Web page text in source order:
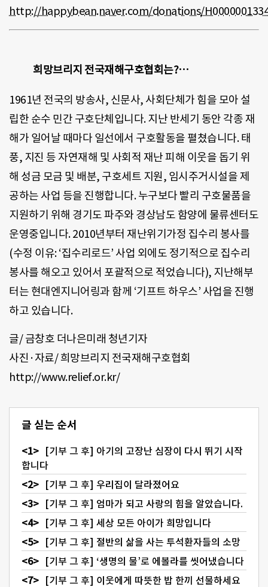
http://happybean.naver.com/donations/
희망브리지 전국재해구호협회는?…
1961년 전국의 방송사, 신문사, 사회단체가 힘을 모아 설
립한 순수 민간 구호단체입니다. 지난 반세기 동안 각종 재
해가 일어날 때마다 일선에서 구호활동을 펼쳤습니다. 태
풍, 지진 등 자연재해 및 사회적 재난 피해 이웃을 돕기 위
해 성금 모금 및 배분, 구호세트 지원, 임시주거시설을 제
공하는 사업 등을 진행합니다. 누구보다 빨리 구호물품을
지원하기 위해 경기도 파주와 경상남도 함양에 물류센터도
운영중입니다. 2010년부터 재난위기가정 집수리 봉사를
(수정 이유: ‘집수리로드’ 사업 외에도 정기적으로 집수리
봉사를 해오고 있어서 포괄적으로 적었습니다), 지난해부
터는 현대엔지니어링과 함께 ‘기프트 하우스’ 사업을 진행
하고 있습니다.
글/ 금창호 더나은미래 청년기자
사진·자료/ 희망브리지 전국재해구호협회
http://www.relief.or.kr/
글 싣는 순서
[기부 그 후] 아기의 고장난 심장이 다시 뛰기 시작
합니다
[기부 그 후] 우리집이 달라졌어요
[기부 그 후] 엄마가 되고 사랑의 힘을 알았습니다.
[기부 그 후] 세상 모든 아이가 희망입니다
[기부 그 후] 절반의 삶을 사는 투석환자들의 소망
[기부 그 후] ‘생명의 물’로 에볼라를 씻어냈습니다
[기부 그 후] 이웃에게 따뜻한 밥 한끼 선물하세요